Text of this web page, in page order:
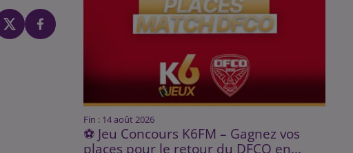
Fin : 14 août 2026
⚽ Jeu Concours K6FM – Gagnez vos
places pour le retour du DFCO en...